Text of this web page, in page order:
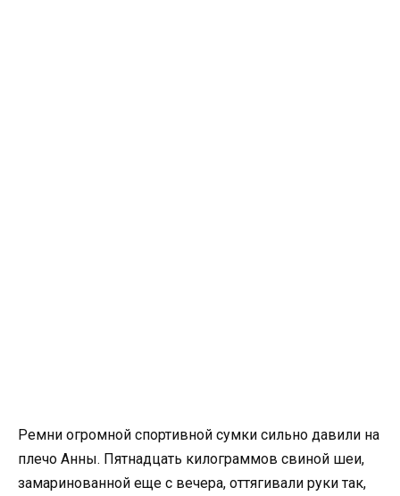
Ремни огромной спортивной сумки сильно давили на
плечо Анны. Пятнадцать килограммов свиной шеи,
замаринованной еще с вечера, оттягивали руки так,